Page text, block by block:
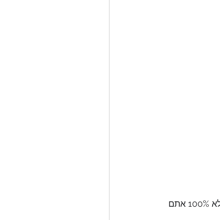
הרבה פעמים כשיש משהו שהוא יותר תחרותי/ מבחן ברגע שאתם מרגישים שאתם לא 100% אתם